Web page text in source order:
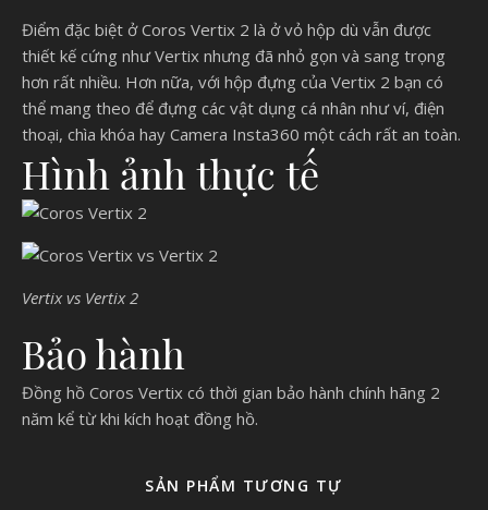
Điểm đặc biệt ở Coros Vertix 2 là ở vỏ hộp dù vẫn được
thiết kế cứng như Vertix nhưng đã nhỏ gọn và sang trọng
hơn rất nhiều. Hơn nữa, với hộp đựng của Vertix 2 bạn có
thể mang theo để đựng các vật dụng cá nhân như ví, điện
thoại, chìa khóa hay Camera Insta360 một cách rất an toàn.
Hình ảnh thực tế
Vertix vs Vertix 2
Bảo hành
Đồng hồ Coros Vertix có thời gian bảo hành chính hãng 2
năm kể từ khi kích hoạt đồng hồ.
SẢN PHẨM TƯƠNG TỰ